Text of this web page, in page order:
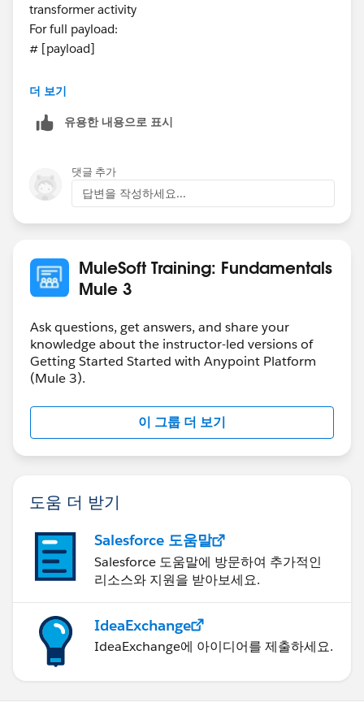
transformer activity
For full payload:
# [payload]
For given key element:
" first_name": "sunil",
" last_name": "singhal"
If you want to get last name out of above given
message then;
# [payload.last_name]
더 보기
유용한 내용으로 표시
댓글 추가
답변을 작성하세요...
MuleSoft Training: Fundamentals
Mule 3
Ask questions, get answers, and share your
knowledge about the instructor-led versions of
Getting Started Started with Anypoint Platform
(Mule 3).
이 그룹 더 보기
도움 더 받기
Salesforce 도움말
Salesforce 도움말에 방문하여 추가적인
리소스와 지원을 받아보세요.
IdeaExchange
IdeaExchange에 아이디어를 제출하세요.